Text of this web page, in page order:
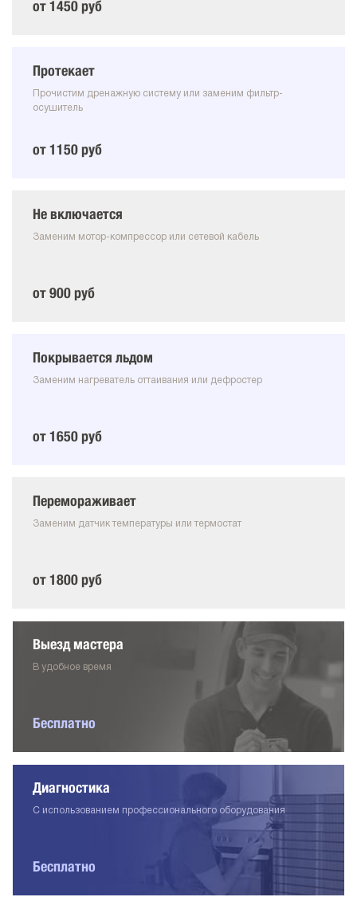
от 1450 руб
Протекает
Прочистим дренажную систему или заменим фильтр-
осушитель
от 1150 руб
Не включается
Заменим мотор-компрессор или сетевой кабель
от 900 руб
Покрывается льдом
Заменим нагреватель оттаивания или дефростер
от 1650 руб
Перемораживает
Заменим датчик температуры или термостат
от 1800 руб
Выезд мастера
В удобное время
Бесплатно
Диагностика
С использованием профессионального оборудования
Бесплатно